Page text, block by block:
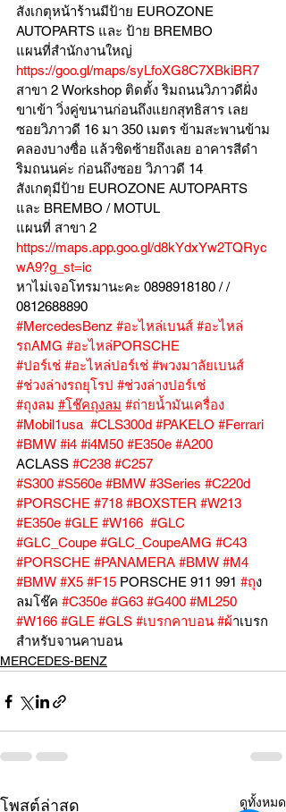
สังเกตุหน้าร้านมีป้าย EUROZONE
AUTOPARTS และ ป้าย BREMBO
แผนที่สำนักงานใหญ่
https://goo.gl/maps/syLfoXG8C7XBkiBR7
สาขา 2 Workshop ติดตั้ง ริมถนนวิภาวดีฝั่ง
ขาเข้า วิ่งคู่ขนานก่อนถึงแยกสุทธิสาร เลย
ซอยวิภาวดี 16 มา 350 เมตร ข้ามสะพานข้าม
คลองบางซื่อ แล้วชิดซ้ายถึงเลย อาคารสีดำ
ริมถนนค่ะ ก่อนถึงซอย วิภาวดี 14
สังเกตุมีป้าย EUROZONE AUTOPARTS
และ BREMBO / MOTUL
แผนที่ สาขา 2
https://maps.app.goo.gl/d8kYdxYw2TQRyc
wA9?g_st=ic
หาไม่เจอโทรมานะคะ 0898918180 / /
0812688890
#MercedesBenz #อะไหล่เบนส์ #อะไหล่
รถAMG #อะไหล่PORSCHE
#ปอร์เช่ #อะไหล่ปอร์เช่ #พวงมาลัยเบนส์
#ช่วงล่างรถยุโรป #ช่วงล่างปอร์เช่
#ถุงลม #โช๊คถุงลม #ถ่ายน้ำมันเครื่อง
#Mobil1usa #CLS300d #PAKELO #Ferrari
#BMW #i4 #i4M50 #E350e #A200
ACLASS #C238 #C257
#S300 #S560e #BMW #3Series #C220d
#PORSCHE #718 #BOXSTER #W213
#E350e #GLE #W166 #GLC
#GLC_Coupe #GLC_CoupeAMG #C43
#PORSCHE #PANAMERA #BMW #M4
#BMW #X5 #F15 PORSCHE 911 991 #ถุง
ลมโช๊ค #C350e #G63 #G400 #ML250
#W166 #GLE #GLS #เบรกคาบอน #ผ้าเบรก
สำหรับจานคาบอน
MERCEDES-BENZ
โพสต์ล่าสุด ดูทั้งหมด